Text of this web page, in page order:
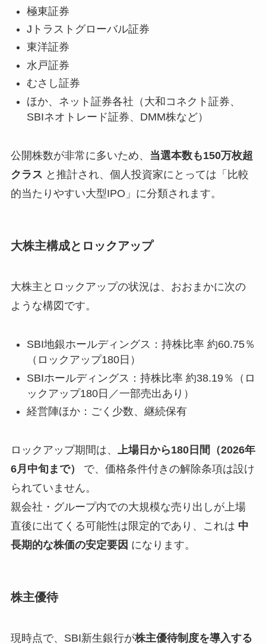
極東証券
Jトラストグローバル証券
東洋証券
水戸証券
むさし証券
ほか、ネット証券各社（大和コネクト証券、
SBIネオトレード証券、DMM株など）
公開株数が非常に多いため、 当選本数も150万枚超
クラス と推計され、個人投資家にとっては「比較
的当たりやすい大型IPO」に分類されます。
大株主構成とロックアップ
大株主とロックアップの状況は、おおまかに次の
ような構図です。
SBI地銀ホールディングス：持株比率 約60.75％
（ロックアップ180日）
SBIホールディングス：持株比率 約38.19％（ロ
ックアップ180日／一部売出あり）
経営陣ほか：ごく少数、継続保有
ロックアップ期間は、
上場日から180日間（2026年
6月中旬まで）
で、価格条件付きの解除条項は設け
られていません。
親会社・グループ内での大規模な売り出しが上場
直後に出てくる可能性は限定的であり、これは 中
長期的な株価の安定要因 になります。
株主優待
現時点で、SBI新生銀行が株主優待制度を導入する